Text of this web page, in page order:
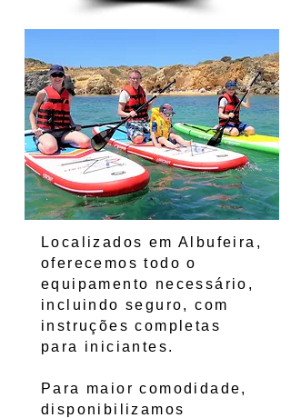
Localizados em Albufeira,
oferecemos todo o
equipamento necessário,
incluindo seguro, com
instruções completas
para iniciantes.
Para maior comodidade,
disponibilizamos